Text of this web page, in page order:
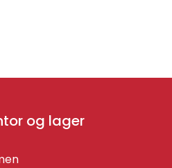
og lager